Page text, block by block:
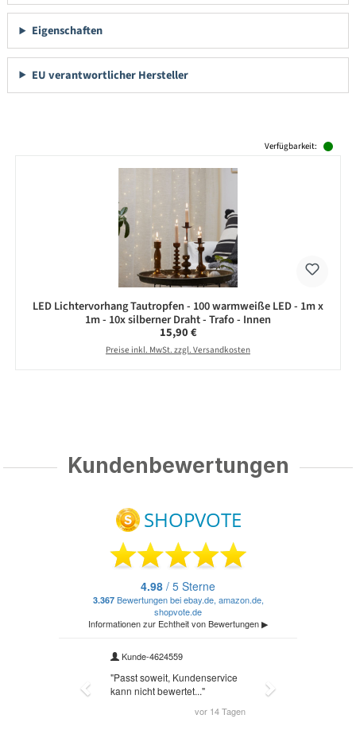
Eigenschaften
EU verantwortlicher Hersteller
Verfügbarkeit:
LED Lichtervorhang Tautropfen - 100 warmweiße LED - 1m x
1m - 10x silberner Draht - Trafo - Innen
Regulärer Preis:
15,90 €
Preise inkl. MwSt. zzgl. Versandkosten
Kundenbewertungen